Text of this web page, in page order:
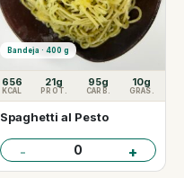
Bandeja · 400 g
656
KCAL
21g
PROT.
95g
CARB.
10g
GRAS.
Spaghetti al Pesto
- 0 +